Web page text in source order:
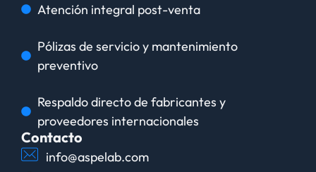
Atención integral post-venta
Pólizas de servicio y mantenimiento
preventivo
Respaldo directo de fabricantes y
proveedores internacionales
Contacto
info@aspelab.com